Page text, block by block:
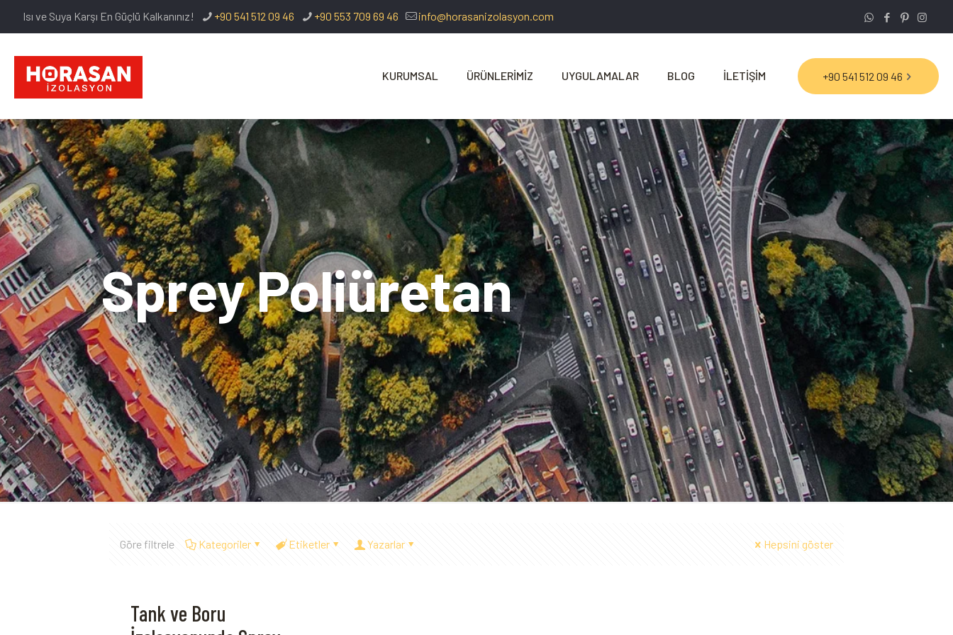
Isı ve Suya Karşı En Güçlü Kalkanınız! +90 541 512 09 46 +90 553 709 69 46 info@horasanizolasyon.com
KURUMSAL ÜRÜNLERİMİZ UYGULAMALAR BLOG İLETİŞİM +90 541 512 09 46
Sprey Poliüretan
Göre filtrele Kategoriler Etiketler Yazarlar Hepsini göster
Tank ve Boru